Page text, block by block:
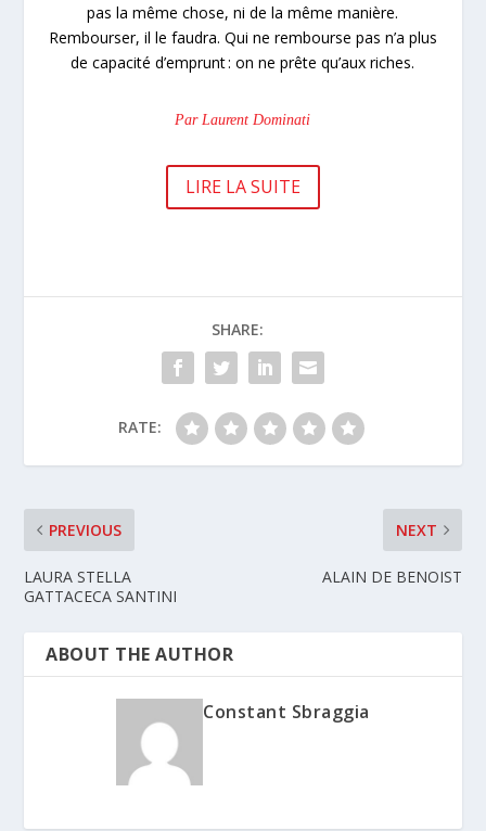
pas la même chose, ni de la même manière.
Rembourser, il le faudra. Qui ne rembourse pas n’a plus
de capacité d’emprunt : on ne prête qu’aux riches.
Par Laurent Dominati
LIRE LA SUITE
SHARE:
RATE:
PREVIOUS
LAURA STELLA
GATTACECA SANTINI
NEXT
ALAIN DE BENOIST
ABOUT THE AUTHOR
Constant Sbraggia